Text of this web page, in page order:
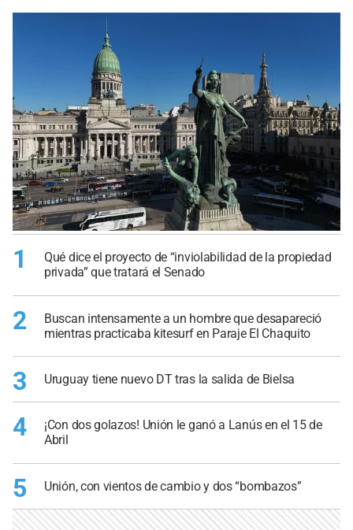
1
Qué dice el proyecto de “inviolabilidad de la propiedad
privada” que tratará el Senado
2
Buscan intensamente a un hombre que desapareció
mientras practicaba kitesurf en Paraje El Chaquito
3 Uruguay tiene nuevo DT tras la salida de Bielsa
4
¡Con dos golazos! Unión le ganó a Lanús en el 15 de
Abril
5 Unión, con vientos de cambio y dos “bombazos”